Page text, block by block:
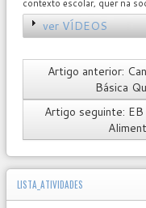
contexto escolar, quer na
ver VÍDEOS
Artigo anterior:
Básica
Artigo seguinte:
LISTA_ATIVIDADES